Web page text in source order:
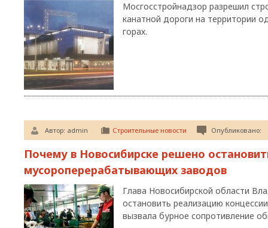
Мосгосстройнадзор разрешил
канатной дороги на территории
горах.
Автор: admin Строительные новости Опубликовано:
Почему в Новосибирске решено
мусороперерабатывающих заводов
Глава Новосибирской области
остановить реализацию
вызвала бурное сопротивление